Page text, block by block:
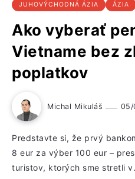
JUHOVÝCHODNÁ ÁZIA ÁZIA
Ako vyberať
Vietname bez
poplatkov
Michal Mikuláš 05/
Predstavte si, že prvý
8 eur za výber 100 eur –
turistov, ktorých sme stretli